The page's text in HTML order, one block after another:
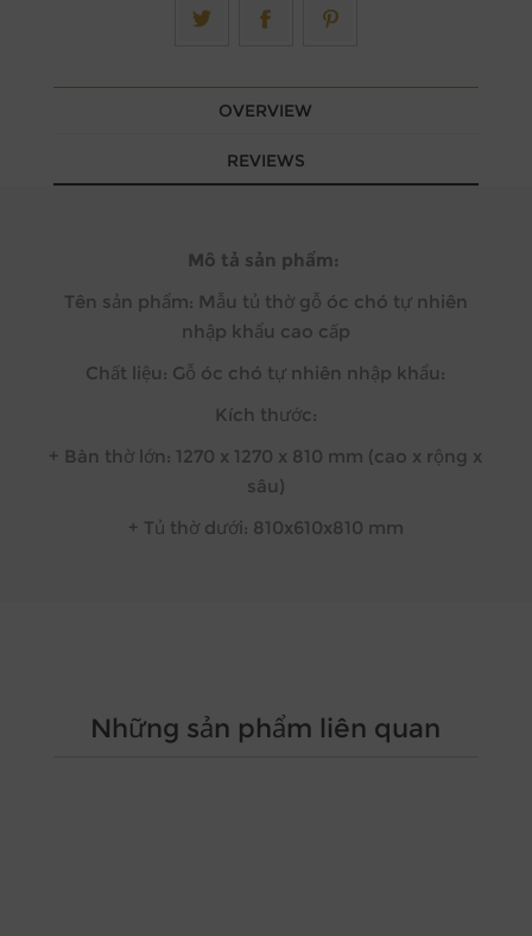
OVERVIEW
REVIEWS
Mô tả sản phẩm:
Tên sản phẩm: Mẫu tủ thờ gỗ óc chó tự nhiên
nhập khẩu cao cấp
Chất liệu: Gỗ óc chó tự nhiên nhập khẩu:
Kích thước:
+ Bàn thờ lớn: 1270 x 1270 x 810 mm (cao x rộng x
sâu)
+ Tủ thờ dưới: 810x610x810 mm
Những sản phẩm liên quan